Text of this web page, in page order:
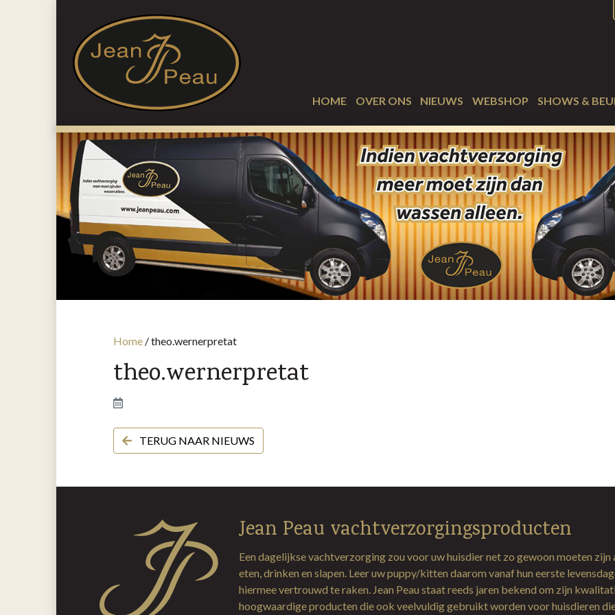
HOME OVER ONS NIEUWS WEBSHOP SHOWS &
Home /theo.wernerpretat
theo.wernerpretat
TERUG NAAR NIEUWS
Jean Peau vachtverzorgingsproducten
Een dagelijkse vachtverzorging zou voor uw huisdier net zo gewoon moeten zijn
eten, drinken en slapen. Leer uw puppy/kitten daarom vanaf hun eerste
hiermee vertrouwd te raken. Jean Peau staat reeds jaren bekend om zijn
hoogwaardige producten die ook veelvuldig gebruikt worden voor huisdieren